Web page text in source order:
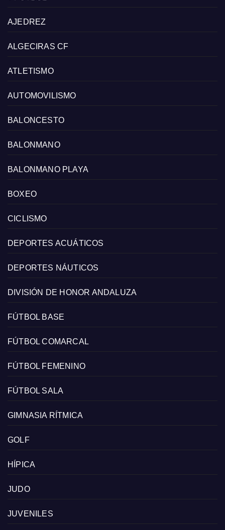
AJEDREZ
ALGECIRAS CF
ATLETISMO
AUTOMOVILISMO
BALONCESTO
BALONMANO
BALONMANO PLAYA
BOXEO
CICLISMO
DEPORTES ACUÁTICOS
DEPORTES NÁUTICOS
DIVISIÓN DE HONOR ANDALUZA
FÚTBOL BASE
FÚTBOL COMARCAL
FÚTBOL FEMENINO
FÚTBOL SALA
GIMNASIA RÍTMICA
GOLF
HÍPICA
JUDO
JUVENILES